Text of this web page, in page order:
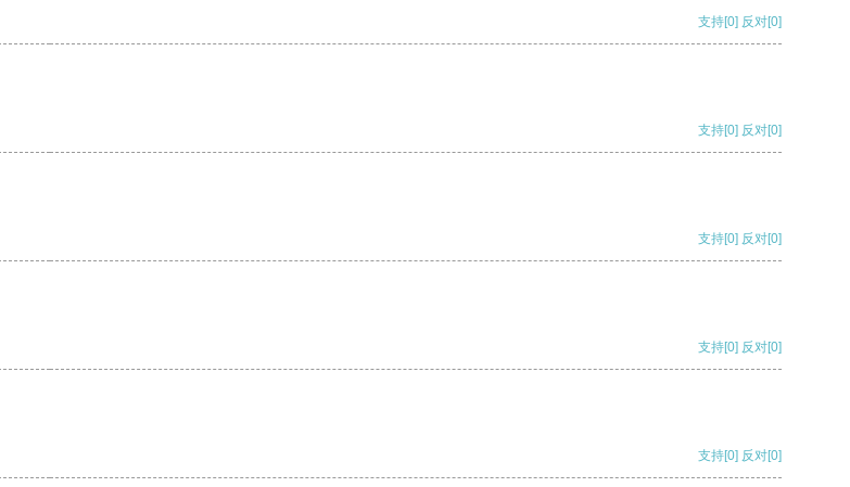
支持[0] 反对[0]
支持[0] 反对[0]
支持[0] 反对[0]
支持[0] 反对[0]
支持[0] 反对[0]